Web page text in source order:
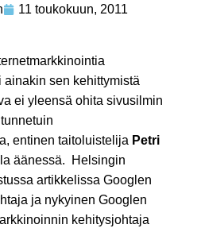
11 toukokuun, 2011
sen kehittymistä
ei yleensä ohita sivusilmin
entinen taitoluistelija Petri
äänessä. Helsingin
artikkelissa Googlen
ja nykyinen Googlen
kehitysjohtaja